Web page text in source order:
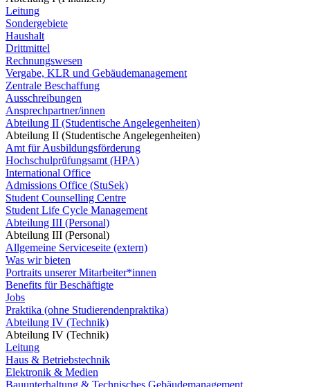
Leitung
Sondergebiete
Haushalt
Drittmittel
Rechnungswesen
Vergabe, KLR und Gebäudemanagement
Zentrale Beschaffung
Ausschreibungen
Ansprechpartner/innen
Abteilung II (Studentische Angelegenheiten)
Abteilung II (Studentische Angelegenheiten)
Amt für Ausbildungsförderung
Hochschulprüfungsamt (HPA)
International Office
Admissions Office (StuSek)
Student Counselling Centre
Student Life Cycle Management
Abteilung III (Personal)
Abteilung III (Personal)
Allgemeine Serviceseite (extern)
Was wir bieten
Portraits unserer Mitarbeiter*innen
Benefits für Beschäftigte
Jobs
Praktika (ohne Studierendenpraktika)
Abteilung IV (Technik)
Abteilung IV (Technik)
Leitung
Haus & Betriebstechnik
Elektronik & Medien
Bauunterhaltung & Technisches Gebäudemanagement